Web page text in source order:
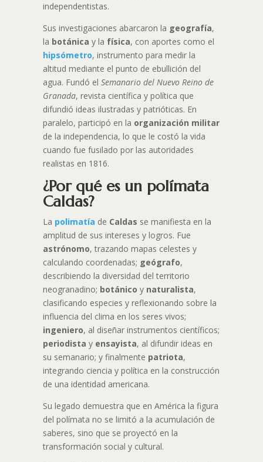
independentistas.
Sus investigaciones abarcaron la geografía,
la botánica y la física, con aportes como el
hipsómetro, instrumento para medir la
altitud mediante el punto de ebullición del
agua. Fundó el Semanario del Nuevo Reino de
Granada, revista científica y política que
difundió ideas ilustradas y patrióticas. En
paralelo, participó en la organización militar
de la independencia, lo que le costó la vida
cuando fue fusilado por las autoridades
realistas en 1816.
¿Por qué es un polímata
Caldas?
La polimatía de Caldas se manifiesta en la
amplitud de sus intereses y logros. Fue
astrónomo, trazando mapas celestes y
calculando coordenadas; geógrafo,
describiendo la diversidad del territorio
neogranadino; botánico y naturalista,
clasificando especies y reflexionando sobre la
influencia del clima en los seres vivos;
ingeniero, al diseñar instrumentos científicos;
periodista y ensayista, al difundir ideas en
su semanario; y finalmente patriota,
integrando ciencia y política en la construcción
de una identidad americana.
Su legado demuestra que en América la figura
del polímata no se limitó a la acumulación de
saberes, sino que se proyectó en la
transformación social y cultural.